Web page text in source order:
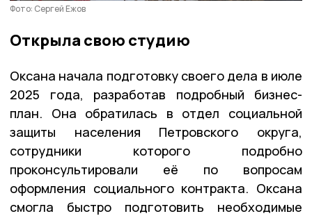
Фото: Сергей Ежов
Открыла свою студию
Оксана начала подготовку своего дела в июле
2025 года, разработав подробный бизнес-
план. Она обратилась в отдел социальной
защиты населения Петровского округа,
сотрудники которого подробно
проконсультировали её по вопросам
оформления социального контракта. Оксана
смогла быстро подготовить необходимые